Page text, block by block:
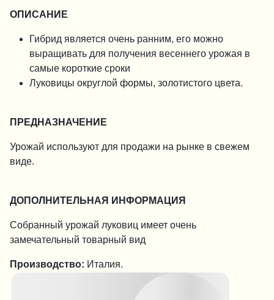
ОПИСАНИЕ
Гибрид является очень ранним, его можно
выращивать для получения весеннего урожая в
самые короткие сроки
Луковицы округлой формы, золотистого цвета.
ПРЕДНАЗНАЧЕНИЕ
Урожай используют для продажи на рынке в свежем
виде.
ДОПОЛНИТЕЛЬНАЯ ИНФОРМАЦИЯ
Собранный урожай луковиц имеет очень
замечательный товарный вид
Производство: Италия.